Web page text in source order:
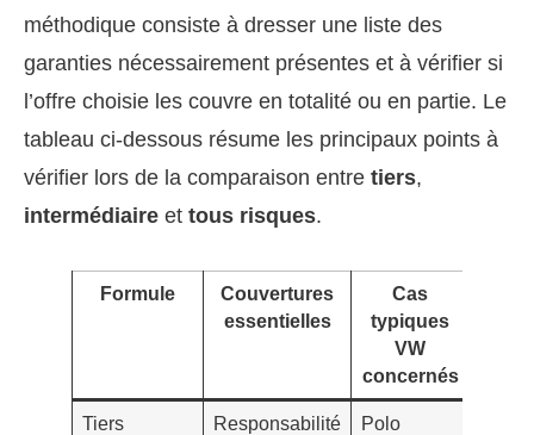
méthodique consiste à dresser une liste des
garanties nécessairement présentes et à vérifier si
l’offre choisie les couvre en totalité ou en partie. Le
tableau ci-dessous résume les principaux points à
vérifier lors de la comparaison entre tiers,
intermédiaire et tous risques.
Formule
Couvertures
essentielles
Cas
typiques
VW
concernés
Tiers
Responsabilité
Polo